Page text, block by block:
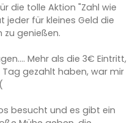
die tolle Aktion "Zahl wie
jeder für kleines Geld die
zu genießen.
Mehr als die 3€ Eintritt,
gezahlt haben, war mir
besucht und es gibt ein